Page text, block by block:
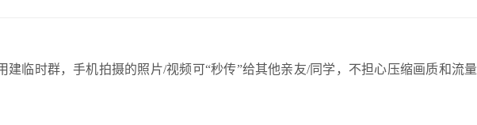
建临时群，手机拍摄的照片/视频可“秒传”给其他亲友/同学，不担心压缩画质和流量